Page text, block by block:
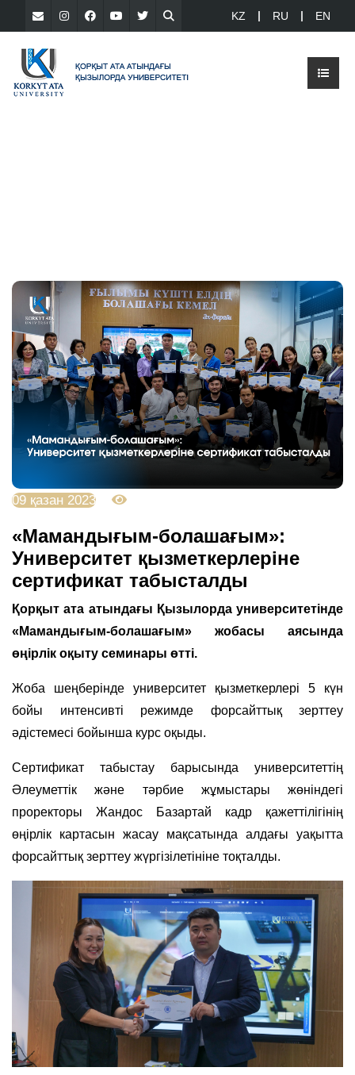
KZ RU EN
09 қазан 2023
«Мамандығым-болашағым»:
Университет қызметкерлеріне
сертификат табысталды
Қорқыт ата атындағы Қызылорда университетінде
«Мамандығым-болашағым» жобасы аясында
өңірлік оқыту семинары өтті.
Жоба шеңберінде университет қызметкерлері 5 күн
бойы интенсивті режимде форсайттық зерттеу
әдістемесі бойынша курс оқыды.
Сертификат табыстау барысында университеттің
Әлеуметтік және тәрбие жұмыстары жөніндегі
проректоры Жандос Базартай кадр қажеттілігінің
өңірлік картасын жасау мақсатында алдағы уақытта
форсайттық зерттеу жүргізілетініне тоқталды.